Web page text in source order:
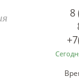
8